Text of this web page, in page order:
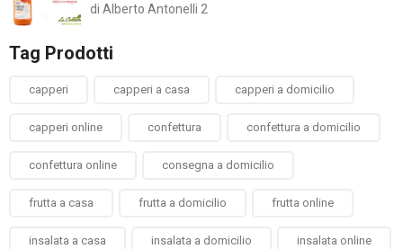
Valutato5su
di Alberto Antonelli 2
Tag Prodotti
capperi capperi a casa capperi a domicilio
capperi online confettura confettura a domicilio
confettura online consegna a domicilio
frutta a casa frutta a domicilio frutta online
insalata a casa insalata a domicilio insalata online